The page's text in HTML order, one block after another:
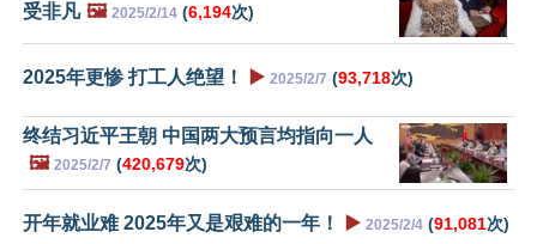
受非凡 🖼️ 2025/2/14 (6,194次)
2025年更惨 打工人绝望！ ▶️ 2025/2/7 (93,718次)
终结习近平王朝 中国两大预言均指向一人
🖼️ 2025/2/7 (420,679次)
开年就业难 2025年又是艰难的一年！ ▶️ 2025/2/4 (91,081次)